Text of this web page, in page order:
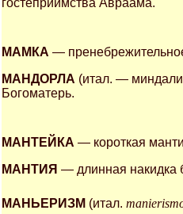
гостеприимства Авраама.
МАМКА —
МАНДОРЛА (итал. —
Богоматерь.
МАНТЕЙКА — короткая
МАНТИЯ — длинная накидка
МАНЬЕРИЗМ (итал.